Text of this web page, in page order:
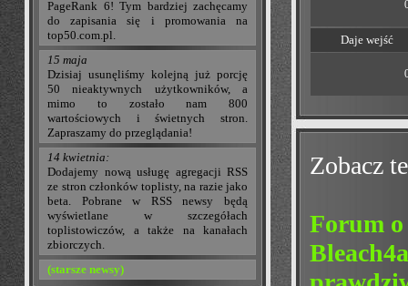
PageRank 6! Tym bardziej zachęcamy
do zapisania się i promowania na
top50.com.pl.
15 maja
Dzisiaj usunęliśmy kolejną już porcję
50 nieaktywnych użytkowników, a
mimo to zostało nam 800
wartościowych i świetnych stron.
Zapraszamy do przeglądania!
14 kwietnia:
Dodajemy nową usługę agregacji RSS
ze stron członków toplisty, na razie jako
beta. Pobrane w RSS newsy będą
wyświetlane w szczegółach
toplistowiczów, a także na kanałach
zbiorczych.
(starsze newsy)
Daje wejść
Zobacz
Forum